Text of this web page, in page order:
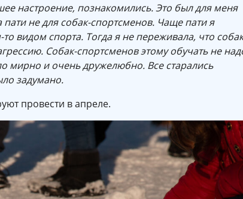
настроение, познакомились. Это был для меня
не для собак-спортсменов. Чаще пати я
то видом спорта. Тогда я не переживала, что
Собак-спортсменов этому обучать не
мирно и очень дружелюбно. Все старались
задумано.
провести в апреле.